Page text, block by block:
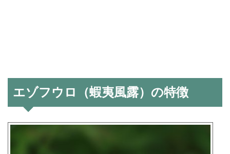
エゾフウロ（蝦夷風露）の特徴